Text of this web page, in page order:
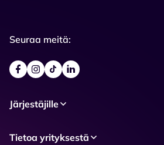
Seuraa meitä:
Järjestäjille
Tietoa yrityksestä